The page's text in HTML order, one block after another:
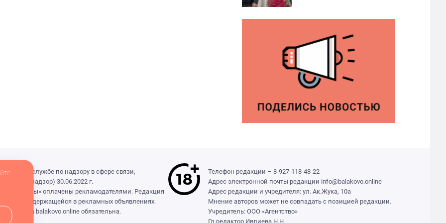
службе по надзору в сфере связи,
30.06.2022 г.
«Выборы» оплачены рекламодателями. Редакция
содержащейся в рекламных объявлениях.
на balakovo.online обязательна.
Телефон редакции – 8-927-118-48-22
Адрес электронной почты редакции info@balakovo.online
Адрес редакции и учредителя: ул. Ак.Жука, 10а
Мнение авторов может не совпадать с позицией редакции.
Учредитель: ООО «Агентство»
Гл.редактор Ивлиева Н.Н.